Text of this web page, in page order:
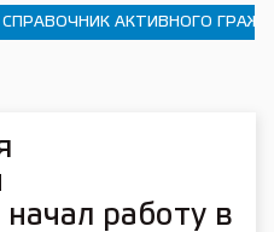
СПРАВОЧНИК АКТИВНОГО
работу в